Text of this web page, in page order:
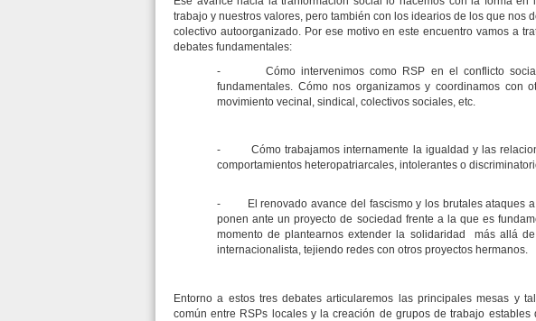
trabajo y nuestros valores, pero también con los idearios de los que nos
colectivo autoorganizado. Por ese motivo en este encuentro vamos a
debates fundamentales:
- Cómo intervenimos como RSP en el conflicto social
fundamentales. Cómo nos organizamos y coordinamos con
movimiento vecinal, sindical, colectivos sociales, etc.
- Cómo trabajamos internamente la igualdad y las
comportamientos heteropatriarcales, intolerantes o
- El renovado avance del fascismo y los brutales ataques a
ponen ante un proyecto de sociedad frente a la que es
momento de plantearnos extender la solidaridad más allá
internacionalista, tejiendo redes con otros proyectos hermanos.
Entorno a estos tres debates articularemos las principales mesas y
común entre RSPs locales y la creación de grupos de trabajo